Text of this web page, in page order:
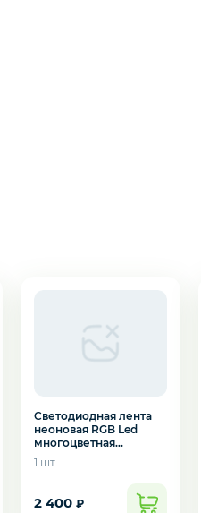
Cветодиодная лента
неоновая RGB Led
многоцветная
диодная, 40м
1 шт
2 400 ₽
Да